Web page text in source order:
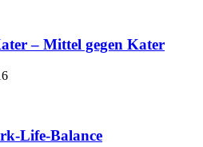
– Mittel gegen Kater
Life-Balance